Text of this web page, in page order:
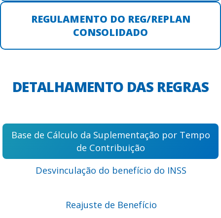
REGULAMENTO DO REG/REPLAN
CONSOLIDADO
DETALHAMENTO DAS REGRAS
Base de Cálculo da Suplementação por Tempo
de Contribuição
Desvinculação do benefício do INSS
Reajuste de Benefício